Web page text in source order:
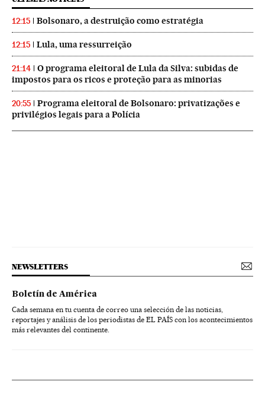
12:15 Bolsonaro, a destruição como estratégia
12:15 Lula, uma ressurreição
21:14
O programa eleitoral de Lula da Silva: subidas de
impostos para os ricos e proteção para as minorias
20:55
Programa eleitoral de Bolsonaro: privatizações e
privilégios legais para a Polícia
NEWSLETTERS
Boletín de América
Cada semana en tu cuenta de correo una selección de las noticias,
reportajes y análisis de los periodistas de EL PAÍS con los acontecimientos
más relevantes del continente.